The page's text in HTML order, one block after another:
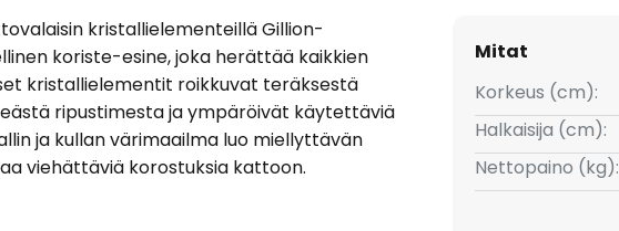
kristallielementeillä Gillion-
koriste-esine, joka herättää kaikkien
kristallielementit roikkuvat teräksestä
ripustimesta ja ympäröivät käytettäviä
ja kullan värimaailma luo miellyttävän
viehättäviä korostuksia kattoon.
ja reunat taittavat ja fokusoivat
Mitat
Korkeus (cm):
Halkaisija (cm):
Nettopaino (kg):